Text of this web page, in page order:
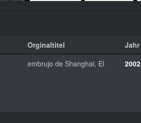
Orginaltitel Jahr
embrujo de Shanghai, El 2002